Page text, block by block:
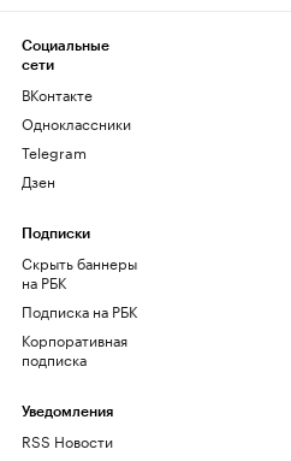
Социальные
сети
ВКонтакте
Одноклассники
Telegram
Дзен
Подписки
Скрыть баннеры
на РБК
Подписка на РБК
Корпоративная
подписка
Уведомления
RSS Новости